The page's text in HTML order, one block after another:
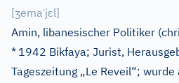
[ʒemaˈjɛl]
Amin, libanesischer Politiker
* 1942 Bikfaya; Jurist,
Tageszeitung „Le Reveil“;